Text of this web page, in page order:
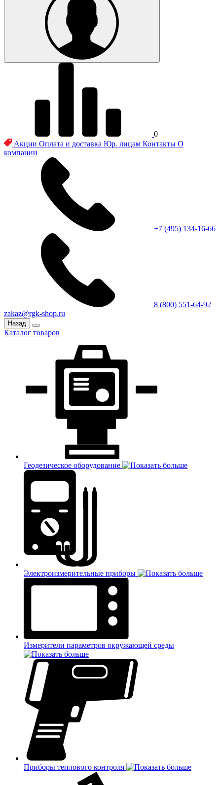
0
Акции Оплата и доставка Юр. лицам Контакты О
компании
+7 (495) 134-16-66
8 (800) 551-64-92
zakaz@rgk-shop.ru
Назад
Каталог товаров
Геодезическое оборудование
Электроизмерительные приборы
Измерители параметров окружающей среды
Приборы теплового контроля